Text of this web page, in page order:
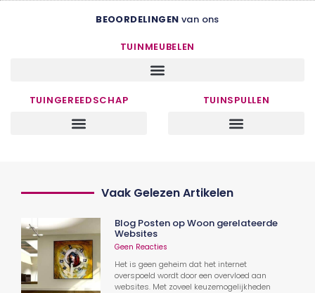
BEOORDELINGEN van ons
TUINMEUBELEN
TUINGEREEDSCHAP TUINSPULLEN
Vaak Gelezen Artikelen
Blog Posten op Woon gerelateerde
Websites
Geen Reacties
Het is geen geheim dat het internet
overspoeld wordt door een overvloed aan
websites. Met zoveel keuzemogelijkheden